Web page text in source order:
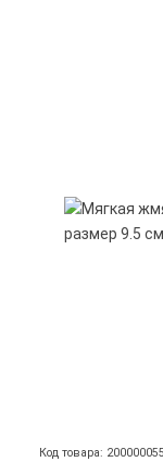
Код товара: